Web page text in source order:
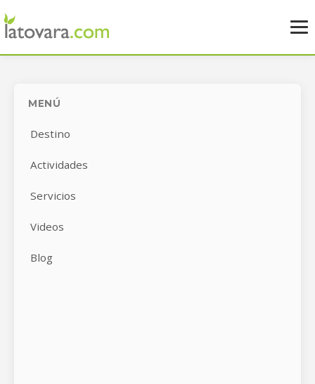
MENÚ
Destino
Actividades
Servicios
Videos
Blog